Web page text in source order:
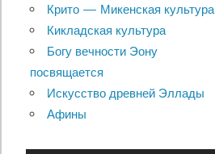
Крито — Микенская культура
Кикладская культура
Богу вечности Эону
посвящается
Искусство древней Эллады
Афины